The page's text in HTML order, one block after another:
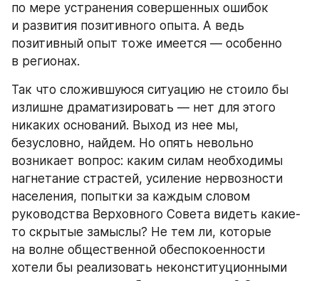
по мере устранения совершенных ошибок
и развития позитивного опыта. А ведь
позитивный опыт тоже имеется — особенно
в регионах.
Так что сложившуюся ситуацию не стоило бы
излишне драматизировать — нет для этого
никаких оснований. Выход из нее мы,
безусловно, найдем. Но опять невольно
возникает вопрос: каким силам необходимы
нагнетание страстей, усиление нервозности
населения, попытки за каждым словом
руководства Верховного Совета видеть какие-
то скрытые замыслы? Не тем ли, которые
на волне общественной обеспокоенности
хотели бы реализовать неконституционными